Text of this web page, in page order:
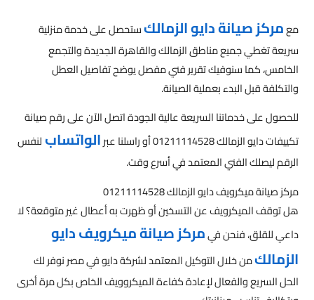
معمركز صيانة دايو الزمالكستحصل على خدمة منزلية
سريعة تغطي جميع مناطق الزمالك والقاهرة الجديدة والتجمع
الخامس، كما سنوفيك تقرير فني مفصل يوضح تفاصيل العطل
والتكلفة قبل البدء بعملية الصيانة.
للحصول على خدماتنا السريعة عالية الجودة اتصل الآن على رقم صيانة
تكييفات دايو الزمالك 01211114528 أو راسلنا عبر
الواتسابلنفس
الرقم ليصلك الفني المعتمد في أسرع وقت.
مركز صيانة ميكرويف دايو الزمالك 01211114528
هل توقف الميكرويف عن التسخين أو ظهرت به أعطال غير متوقعة؟ لا
داعي للقلق، فنحن فيمركز صيانة ميكرويف دايو
الزمالكمن خلال التوكيل المعتمد لشركة دايو في مصر نوفر لك
الحل السريع والفعال لإعادة كفاءة الميكروويف الخاص بكل مرة أخرى